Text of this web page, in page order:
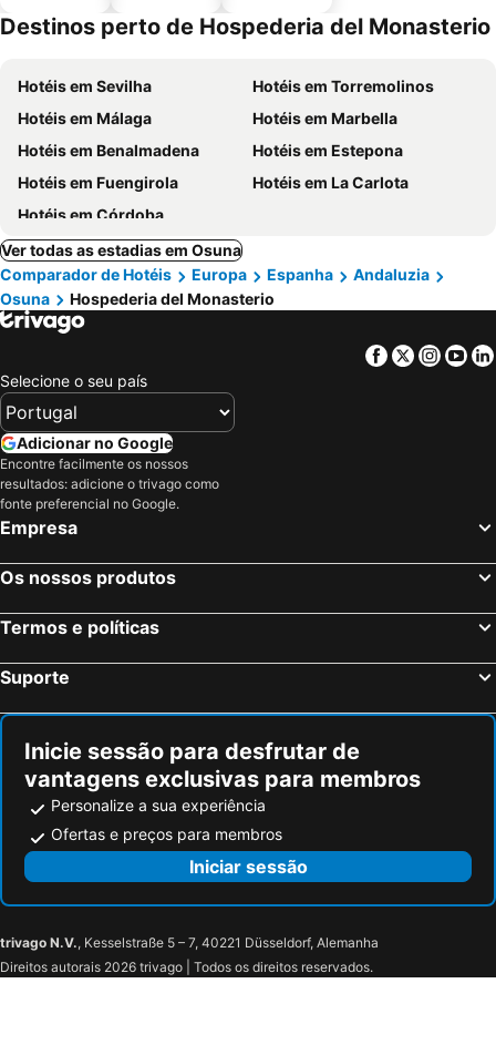
mento
Destinos perto de Hospederia del Monasterio
Hotéis em Sevilha
Hotéis em Torremolinos
Hotéis em Málaga
Hotéis em Marbella
Hotéis em Benalmadena
Hotéis em Estepona
Hotéis em Fuengirola
Hotéis em La Carlota
Hotéis em Córdoba
Ver todas as estadias em Osuna
Comparador de Hotéis
Europa Espanha
Andaluzia
Osuna
Hospederia del Monasterio
Facebook
Twitter
Selecione o seu país
Adicionar no Google
Encontre facilmente os nossos
resultados: adicione o trivago como
fonte preferencial no Google.
Empresa
Os nossos produtos
Termos e políticas
Suporte
Inicie sessão para desfrutar de
vantagens exclusivas para membros
Personalize a sua experiência
Ofertas e preços para membros
Iniciar sessão
trivago N.V., Kesselstraße 5 – 7, 40221 Düsseldorf, Alemanha
Direitos autorais 2026 trivago | Todos os direitos reservados.